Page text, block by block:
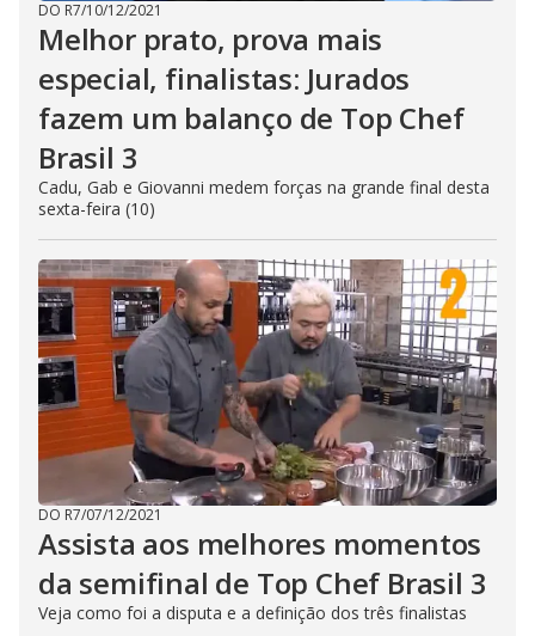
DO R7/10/12/2021
Melhor prato, prova mais
especial, finalistas: Jurados
fazem um balanço de Top Chef
Brasil 3
Cadu, Gab e Giovanni medem forças na grande final desta
sexta-feira (10)
DO R7/07/12/2021
Assista aos melhores momentos
da semifinal de Top Chef Brasil 3
Veja como foi a disputa e a definição dos três finalistas